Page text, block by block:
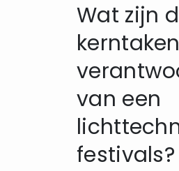
Wat zijn
van een
festivals?